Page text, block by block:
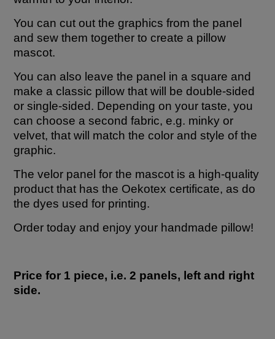
You can cut out the graphics from the panel
and sew them together to create a pillow
mascot.
You can also leave the panel in a square and
make a classic pillow that will be double-sided
or single-sided. Depending on your taste, you
can choose a second fabric, e.g. minky or
velvet, that will match the color and style of the
graphic.
The velor panel for the mascot is a high-quality
product that has the Oekotex certificate, as do
the dyes used for printing.
Order today and enjoy your handmade pillow!
Price for 1 piece, i.e. 2 panels, left and right
side.